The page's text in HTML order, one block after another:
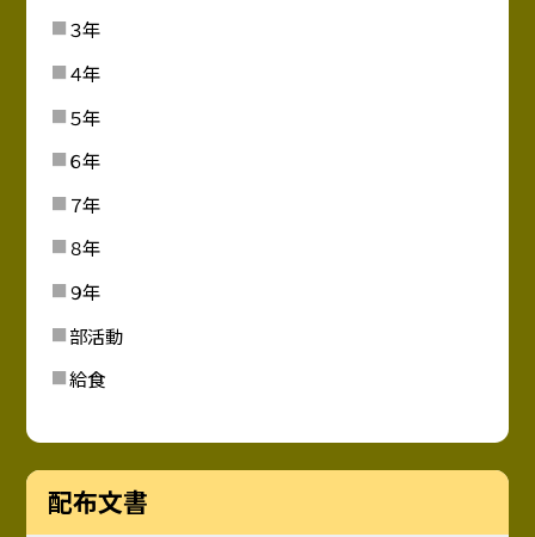
３年
４年
５年
６年
７年
８年
９年
部活動
給食
配布文書